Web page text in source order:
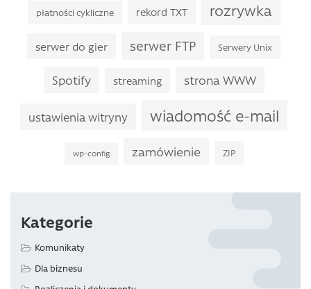
płatności cykliczne rekord TXT rozrywka
serwer do gier serwer FTP Serwery Unix
Spotify streaming strona WWW
ustawienia witryny wiadomość e-mail
wp-config zamówienie ZIP
Kategorie
Komunikaty
Dla biznesu